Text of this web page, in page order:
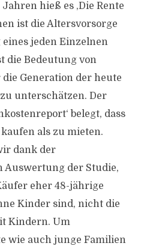
hieß es ‚Die Rente
ist die Altersvorsorge
jeden Einzelnen
die Bedeutung von
Generation der heute
unterschätzen. Der
belegt, dass
als zu mieten.
dank der
Auswertung der Studie,
eher 48-jährige
Kinder sind, nicht die
Kindern. Um
wie auch junge Familien